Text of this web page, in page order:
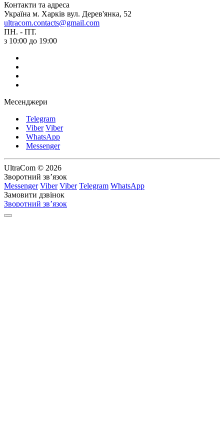
Контакти та адреса
Україна м. Харків вул. Дерев'янка, 52
ultracom.contacts@gmail.com
ПН. - ПТ.
з 10:00 до 19:00
Месенджери
Telegram
Viber Viber
WhatsApp
Messenger
UltraCom © 2026
Зворотний зв’язок
Messenger Viber Viber Telegram WhatsApp
Замовити дзвінок
Зворотний зв’язок